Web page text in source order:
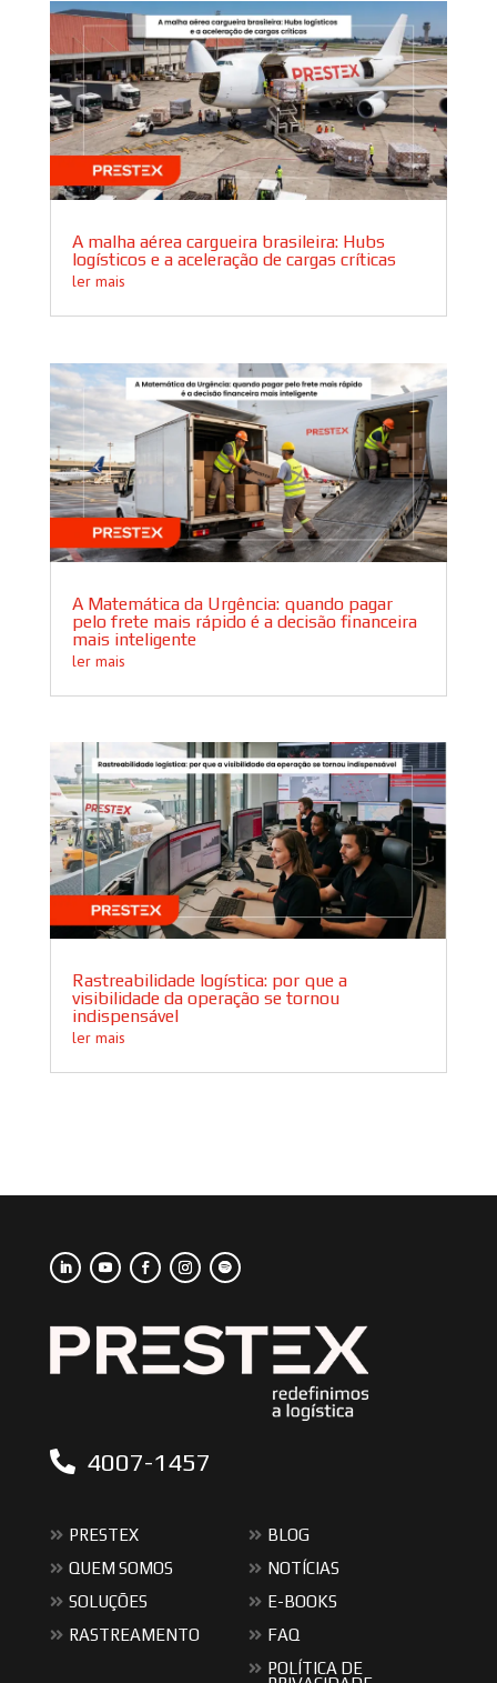
A malha aérea cargueira brasileira: Hubs
logísticos e a aceleração de cargas críticas
ler mais
A Matemática da Urgência: quando pagar
pelo frete mais rápido é a decisão financeira
mais inteligente
ler mais
Rastreabilidade logística: por que a
visibilidade da operação se tornou
indispensável
ler mais
4007-1457
PRESTEX
QUEM SOMOS
SOLUÇÕES
RASTREAMENTO
BLOG
NOTÍCIAS
E-BOOKS
FAQ
POLÍTICA DE